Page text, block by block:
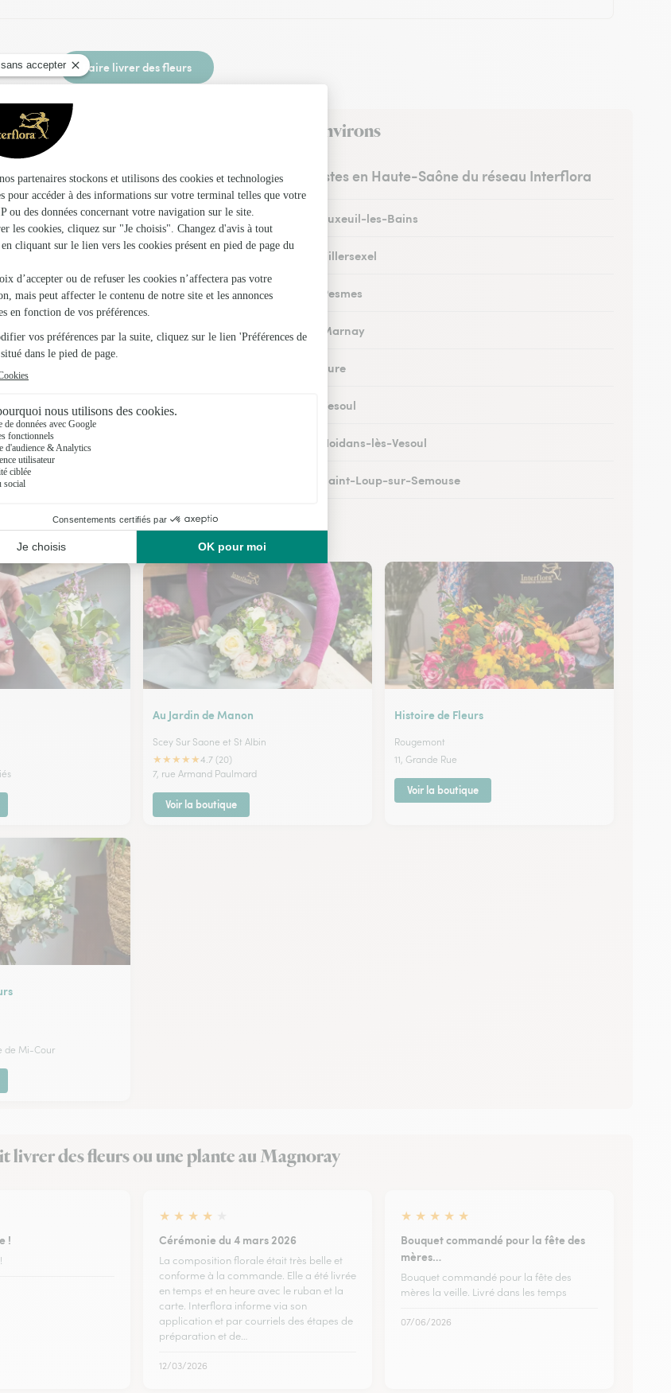
Faire livrer des fleurs
Interflora au Magnoray et dans ses environs
Les fleuristes en Haute-Saône du réseau Interflora
Fleuristes à Luxeuil-les-Bains
Fleuristes à Villersexel
Fleuristes à Pesmes
Fleuristes à Marnay
Fleuristes à Lure
Fleuristes à Vesoul
Fleuristes à Noidans-lès-Vesoul
Fleuristes à Saint-Loup-sur-Semouse
Fleuristes à Scey-sur-Saône-et-Saint-Albin
Nos fleuristes au Magnoray
Au Jardin de Manon
Scey Sur Saone et St Albin
★★★★★4.7 (20)
7, rue Armand Paulmard
Voir la boutique
Histoire de Fleurs
Rougemont
11, Grande Rue
Voir la boutique
de Mi-Cour
livrer des fleurs ou une plante au Magnoray
!
★ ★ ★ ★
Cérémonie du 4 mars 2026
La composition florale était très belle et
conforme à la commande. Elle a été livrée
en temps et en heure avec le ruban et la
carte. Interflora informe via son
application et par courriels des étapes de
préparation et de…
12/03/2026
★ ★ ★ ★ ★
Bouquet commandé pour la fête des
mères…
Bouquet commandé pour la fête des
mères la veille. Livré dans les temps
07/06/2026